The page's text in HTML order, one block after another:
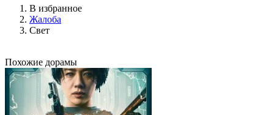
В избранное
Жалоба
Свет
Похожие дорамы